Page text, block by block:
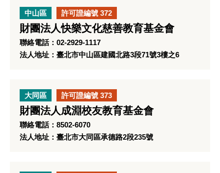
中山區 許可證編號 372
財團法人快樂文化慈善教育基金會
聯絡電話：02-2929-1117
法人地址：臺北市中山區建國北路3段71號3樓之6
大同區 許可證編號 373
財團法人成淵校友教育基金會
聯絡電話：8502-6070
法人地址：臺北市大同區承德路2段235號